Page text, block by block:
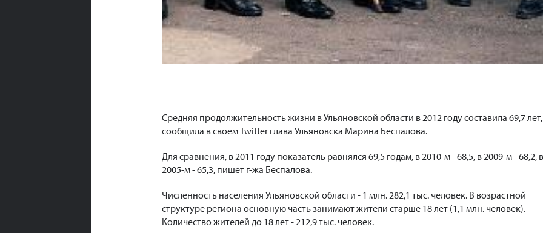
Средняя продолжительность жизни в Ульяновской области в 2012 году составила 69,7 лет,
сообщила в своем Twitter глава Ульяновска Марина Беспалова.
Для сравнения, в 2011 году показатель равнялся 69,5 годам, в 2010-м - 68,5, в 2009-м - 68,2, в
2005-м - 65,3, пишет г-жа Беспалова.
Численность населения Ульяновской области - 1 млн. 282,1 тыс. человек. В возрастной
структуре региона основную часть занимают жители старше 18 лет (1,1 млн. человек).
Количество жителей до 18 лет - 212,9 тыс. человек.